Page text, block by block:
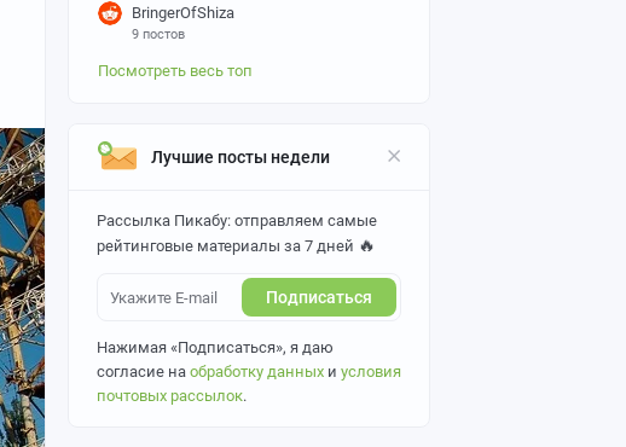
BringerOfShiza
9 постов
Посмотреть весь топ
Лучшие посты недели
Рассылка Пикабу: отправляем самые
рейтинговые материалы за 7 дней 🔥
Подписаться
Нажимая «Подписаться», я даю
согласие на обработку данных и условия
почтовых рассылок.